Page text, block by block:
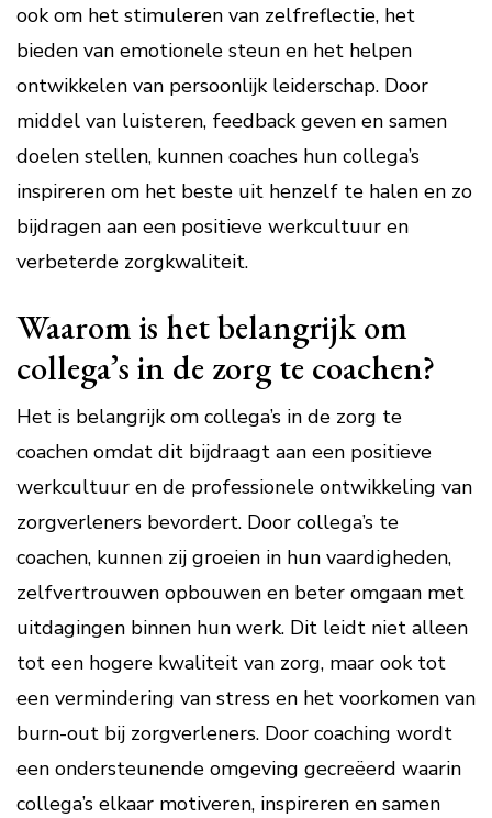
ook om het stimuleren van zelfreflectie, het
bieden van emotionele steun en het helpen
ontwikkelen van persoonlijk leiderschap. Door
middel van luisteren, feedback geven en samen
doelen stellen, kunnen coaches hun collega’s
inspireren om het beste uit henzelf te halen en zo
bijdragen aan een positieve werkcultuur en
verbeterde zorgkwaliteit.
Waarom is het belangrijk om
collega’s in de zorg te coachen?
Het is belangrijk om collega’s in de zorg te
coachen omdat dit bijdraagt aan een positieve
werkcultuur en de professionele ontwikkeling van
zorgverleners bevordert. Door collega’s te
coachen, kunnen zij groeien in hun vaardigheden,
zelfvertrouwen opbouwen en beter omgaan met
uitdagingen binnen hun werk. Dit leidt niet alleen
tot een hogere kwaliteit van zorg, maar ook tot
een vermindering van stress en het voorkomen van
burn-out bij zorgverleners. Door coaching wordt
een ondersteunende omgeving gecreëerd waarin
collega’s elkaar motiveren, inspireren en samen